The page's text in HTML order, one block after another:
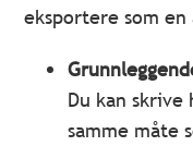
eksportere som
Du kan skrive
samme måte